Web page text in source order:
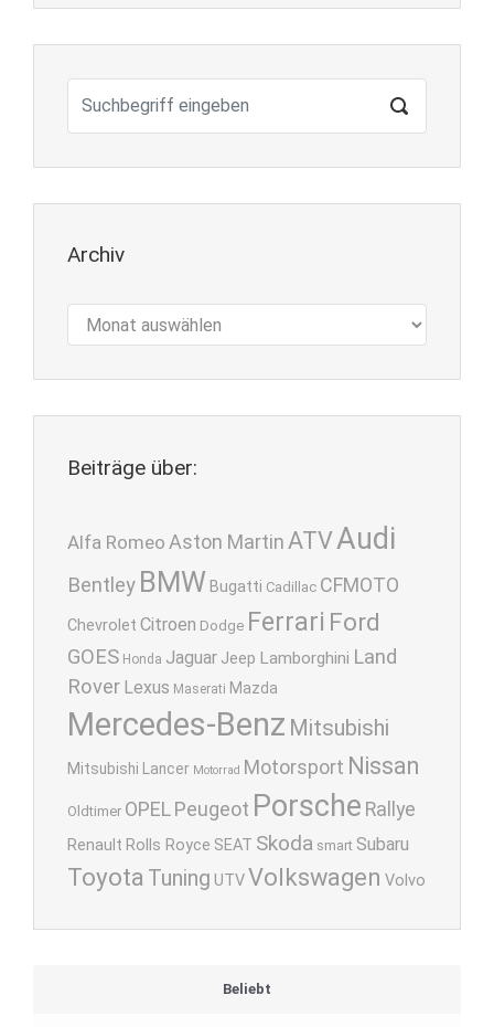
Archiv
Beiträge über:
Alfa Romeo Aston Martin ATVAudi
Bentley BMW Bugatti Cadillac CFMOTO
Chevrolet Citroen Dodge Ferrari Ford
GOES Honda Jaguar Jeep Lamborghini Land
Rover Lexus Maserati Mazda
Mercedes-Benz Mitsubishi
Mitsubishi Lancer Motorrad Motorsport Nissan
Oldtimer OPELPeugeot Porsche Rallye
Renault Rolls Royce SEAT Skoda smart Subaru
Toyota Tuning UTVVolkswagen Volvo
Beliebt